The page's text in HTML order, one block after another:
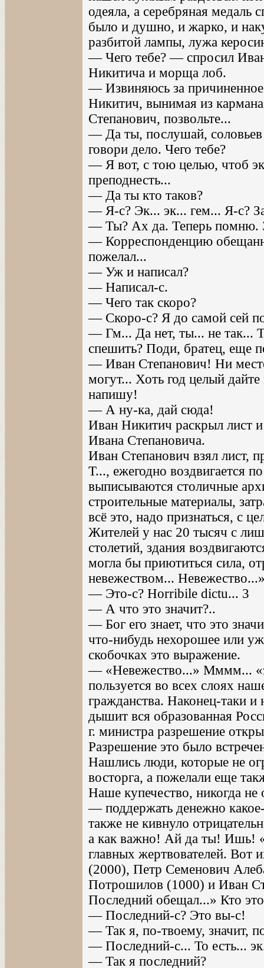
одеяла, а серебряная медаль
было и душно, и жарко, и
разбитой лампы, лужа
— Чего тебе? — спросил
Никитича и морща лоб.
— Извиняюсь за
Никитич, вынимая из
Степанович, позвольте...
— Да ты, послушай, соловьев
говори дело. Чего тебе?
— Я вот, с тою целью, чтоб
преподнесть...
— Да ты кто таков?
— Я-с? Эк... эк... гем... Я-с?
— Ты? Ах да. Теперь помню.
— Корреспонденцию
пожелал...
— Уж и написал?
— Написал-с.
— Чего так скоро?
— Скоро-с? Я до самой сей
— Гм... Да нет, ты... не так...
спешить? Поди, братец, еще
— Иван Степанович! Ни
могут... Хоть год целый
напишу!
— А ну-ка, дай сюда!
Иван Никитич раскрыл лист
Ивана Степановича.
Иван Степанович взял лист,
Т..., ежегодно воздвигается
выписываются столичные
строительные материалы,
всё это, надо признаться, с
Жителей у нас 20 тысяч с
столетий, здания
могла бы приютиться сила,
невежеством...
— Это-с? Horribile dictu... 3
— А что это значит?..
— Бог его знает, что это
что-нибудь нехорошее или
скобочках это выражение.
— «Невежество...» Мммм...
пользуется во всех слоях
гражданства. Наконец-таки
дышит вся образованная
г. министра разрешение
Разрешение это было
Нашлись люди, которые не
восторга, а пожелали еще
Наше купечество, никогда
— поддержать денежно
также не кивнуло
а как важно! Ай да ты! Ишь!
главных жертвователей.
(2000), Петр Семенович
Потрошилов (1000) и Иван
Последний обещал...» Кто
— Последний-с? Это вы-с!
— Так я, по-твоему, значит,
— Последний-с... То есть...
— Так я последний?